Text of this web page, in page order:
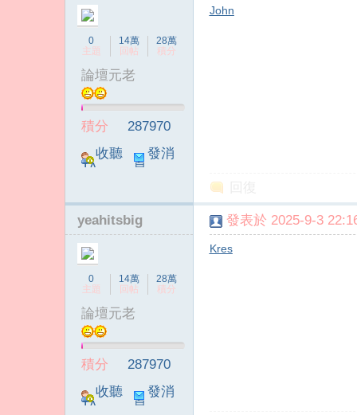
0
主題
14萬
回帖
28萬
積分
論壇元老
積分
287970
收聽
TA
發消
息
John
yeahitsbig
0
主題
14萬
回帖
28萬
積分
論壇元老
積分
287970
收聽
TA
發消
息
發表於 2025-9-3
Kres